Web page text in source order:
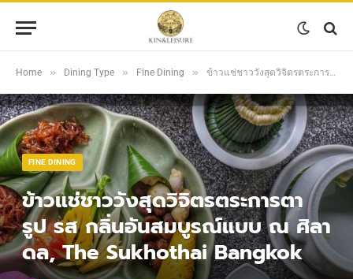
Home » Dining Type » Fine Dining » ข้าวแช่ชาววังสุดวิจิตรตระการตา รูป รส กลิ่นอันสมบูรณ์แบบ ณ ศิลาดล, The Sukhothai Bangkok
FINE DINING
ข้าวแช่ชาววังสุดวิจิตรตระการตา
รูป รส กลิ่นอันสมบูรณ์แบบ ณ ศิลา
ดล, The Sukhothai Bangkok